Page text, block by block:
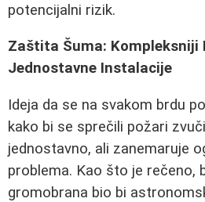
potencijalni rizik.
Zaštita Šuma: Kompleksniji
Jednostavne Instalacije
Ideja da se na svakom brdu
kako bi se sprečili požari
jednostavno, ali zanemaruje
problema. Kao što je rečeno,
gromobrana bio bi